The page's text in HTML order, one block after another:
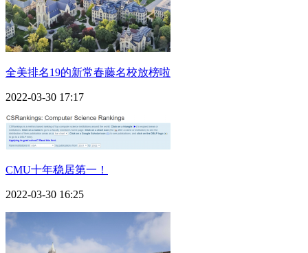
全美排名19的新常春藤名校放榜啦
2022-03-30 17:17
CMU十年稳居第一！
2022-03-30 16:25